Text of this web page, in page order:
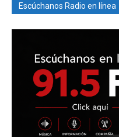
Escúchanos Radio en línea